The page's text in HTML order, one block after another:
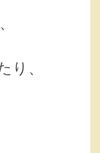
り、